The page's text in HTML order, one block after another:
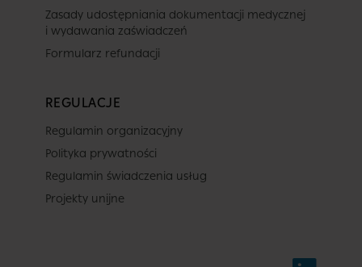
Zasady udostępniania dokumentacji medycznej
i wydawania zaświadczeń
Formularz refundacji
REGULACJE
Regulamin organizacyjny
Polityka prywatności
Regulamin świadczenia usług
Projekty unijne